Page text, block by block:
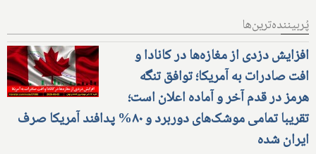
پُربیننده‌ترین‌ها
افزایش دزدی از مغازه‌ها در کانادا و
افت صادرات به آمریکا؛ توافق تنگه
هرمز در قدم آخر و آماده اعلان است؛
تقریبا تمامی موشک‌های دوربرد و ۸۰% پدافند آمریکا صرف
ایران شده